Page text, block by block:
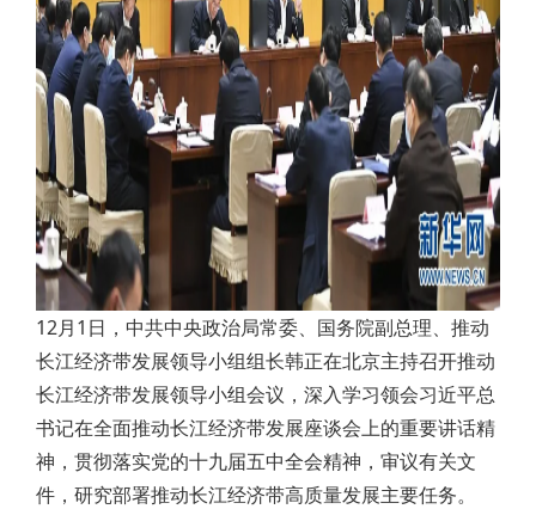
12月1日，中共中央政治局常委、国务院副总理、推动
长江经济带发展领导小组组长韩正在北京主持召开推动
长江经济带发展领导小组会议，深入学习领会习近平总
书记在全面推动长江经济带发展座谈会上的重要讲话精
神，贯彻落实党的十九届五中全会精神，审议有关文
件，研究部署推动长江经济带高质量发展主要任务。